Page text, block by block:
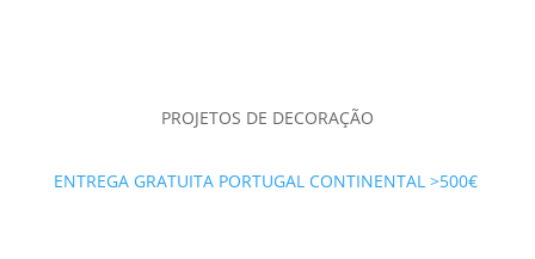
PROJETOS DE DECORAÇÃO
ENTREGA GRATUITA PORTUGAL CONTINENTAL >500€